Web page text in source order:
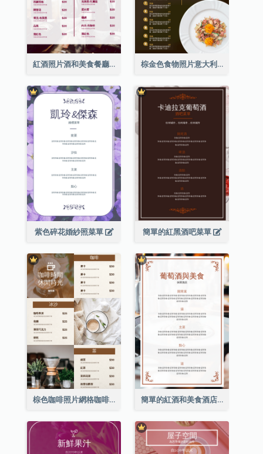
紅酒照片酒和美食餐廳菜單 棕金色食物照片意大利食物菜單
紫色碎花婚紗照菜單 簡單的紅黑酒吧菜單
棕色咖啡照片網格咖啡店菜單 簡單的紅酒和美食酒店餐廳菜單